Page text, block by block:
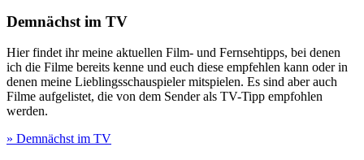
Demnächst im TV
Hier findet ihr meine aktuellen Film- und Fernsehtipps, bei denen
ich die Filme bereits kenne und euch diese empfehlen kann oder in
denen meine Lieblingsschauspieler mitspielen. Es sind aber auch
Filme aufgelistet, die von dem Sender als TV-Tipp empfohlen
werden.
» Demnächst im TV